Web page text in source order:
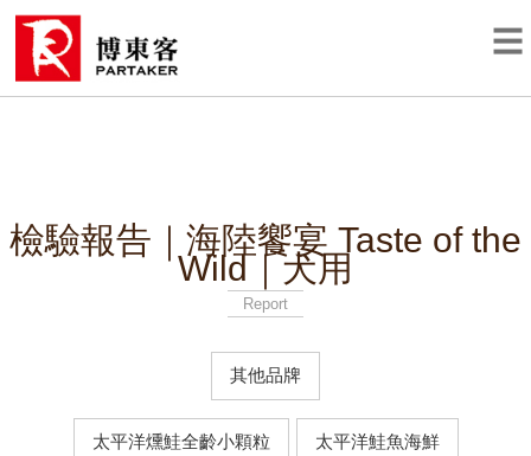
檢驗報告｜海陸饗宴 Taste of the
Wild｜犬用
Report
其他品牌
太平洋燻鮭全齡小顆粒 太平洋鮭魚海鮮